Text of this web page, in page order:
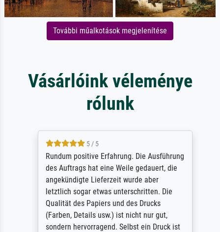
További műalkotások megjelenítése
Vásárlóink véleménye
rólunk
5 / 5
Rundum positive Erfahrung. Die Ausführung
des Auftrags hat eine Weile gedauert, die
angekündigte Lieferzeit wurde aber
letztlich sogar etwas unterschritten. Die
Qualität des Papiers und des Drucks
(Farben, Details usw.) ist nicht nur gut,
sondern hervorragend. Selbst ein Druck ist